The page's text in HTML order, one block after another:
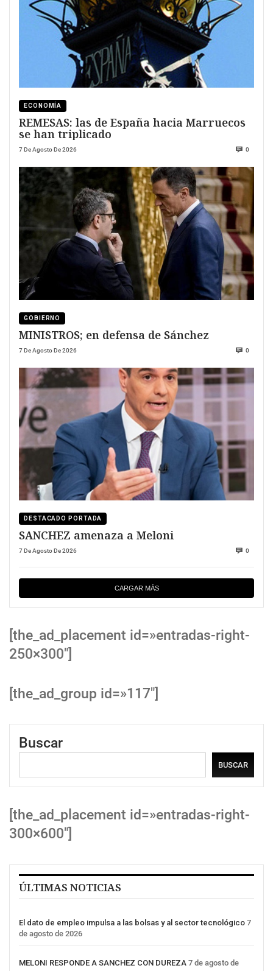
ECONOMÍA
REMESAS: las de España hacia Marruecos
se han triplicado
7 De Agosto De 2026 0
GOBIERNO
MINISTROS; en defensa de Sánchez
7 De Agosto De 2026 0
DESTACADO PORTADA
SANCHEZ amenaza a Meloni
7 De Agosto De 2026 0
CARGAR MÁS
[the_ad_placement id=»entradas-right-
250×300″]
[the_ad_group id=»117″]
Buscar
BUSCAR
[the_ad_placement id=»entradas-right-
300×600″]
ÚLTIMAS NOTICIAS
El dato de empleo impulsa a las bolsas y al sector tecnológico 7
de agosto de 2026
MELONI RESPONDE A SANCHEZ CON DUREZA 7 de agosto de